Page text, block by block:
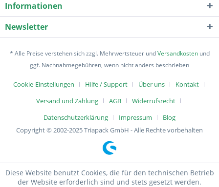
Informationen
Newsletter
* Alle Preise verstehen sich zzgl. Mehrwertsteuer undVersandkostenund
ggf. Nachnahmegebühren, wenn nicht anders beschrieben
Cookie-Einstellungen Hilfe / Support Über uns
Kontakt
Versand und Zahlung
AGB
Widerrufsrecht
Datenschutzerklärung
Impressum
Blog
Copyright © 2002-2025 Triapack GmbH - Alle Rechte vorbehalten
Diese Website benutzt Cookies, die für den technischen Betrieb
der Website erforderlich sind und stets gesetzt werden.